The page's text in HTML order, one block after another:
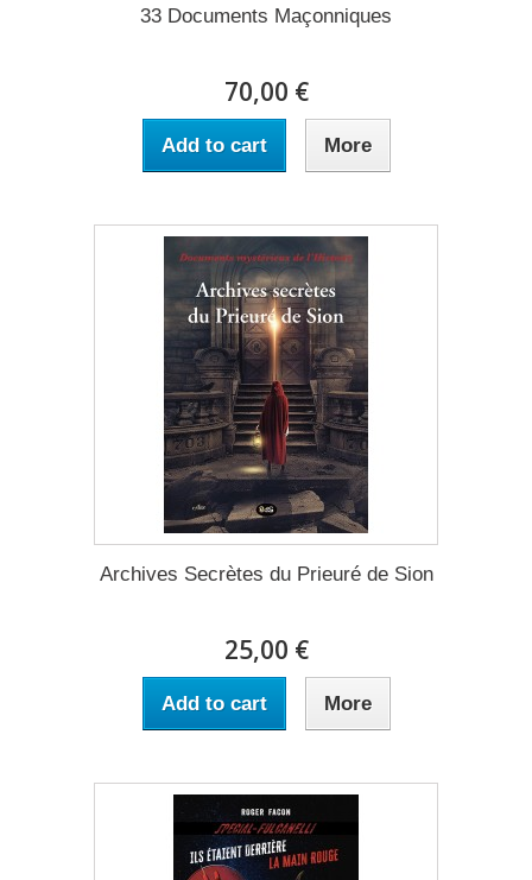
33 Documents Maçonniques
70,00 €
Add to cart More
Archives Secrètes du Prieuré de Sion
25,00 €
Add to cart More